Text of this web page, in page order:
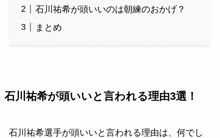
石川祐希が頭いいのは朝練のおかげ？
まとめ
石川祐希が頭いいと言われる理由3選！
石川祐希選手が頭いいと言われる理由は、何でし